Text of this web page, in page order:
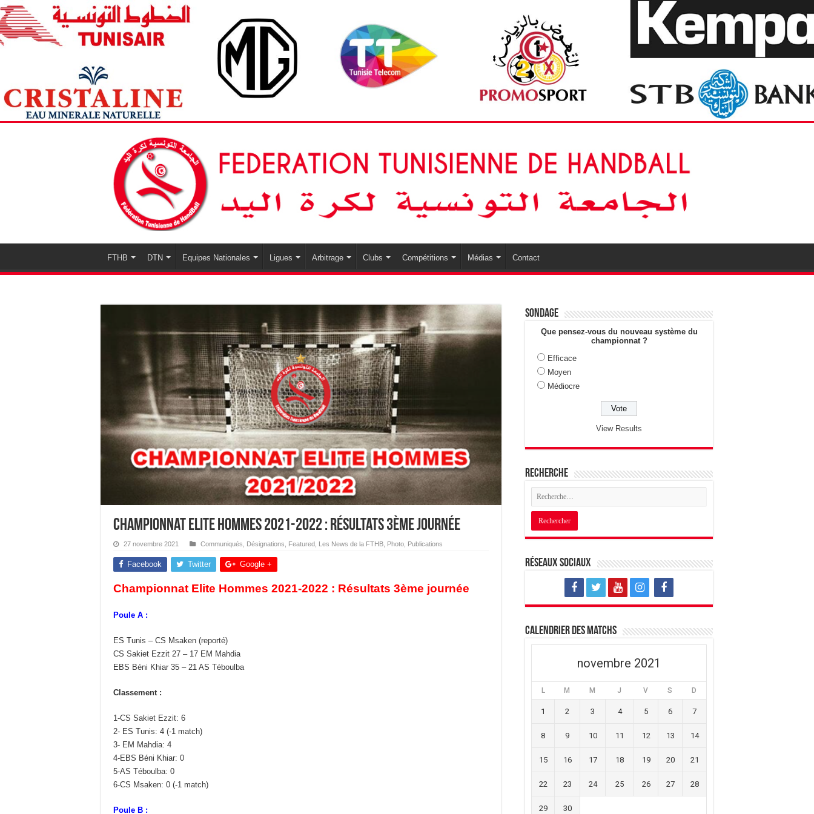
FTHB DTN Equipes Nationales Ligues Arbitrage Clubs Compétitions Médias Contact
Championnat Elite Hommes 2021-2022 : Résultats 3ème journée
27 novembre 2021 Communiqués Désignations Featured Les News de la FTHB Photo Publications
Facebook Twitter Google +
Championnat Elite Hommes 2021-2022 : Résultats 3ème journée
Poule A :
ES Tunis – CS Msaken (reporté)
CS Sakiet Ezzit 27 – 17 EM Mahdia
EBS Béni Khiar 35 – 21 AS Téboulba
Classement :
1-CS Sakiet Ezzit: 6
2- ES Tunis: 4 (-1 match)
3- EM Mahdia: 4
4-EBS Béni Khiar: 0
5-AS Téboulba: 0
6-CS Msaken: 0 (-1 match)
Poule B :
Sondage
Que pensez-vous du nouveau système du
championnat ?
Efficace
Moyen
Médiocre
View Results
Recherche
Réseaux sociaux
Calendrier des matchs
novembre 2021
L M M J V S D
1 2 3 4 5 6 7
8 9 10 11 12 13 14
15 16 17 18 19 20 21
22 23 24 25 26 27 28
29 30